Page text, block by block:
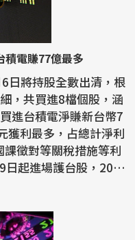
積電賺77億最多
日將持股全數出清，根
，共買進8檔個股，涵
進台積電淨賺新台幣7
獲利最多，占總計淨利
日起進場護台股，202